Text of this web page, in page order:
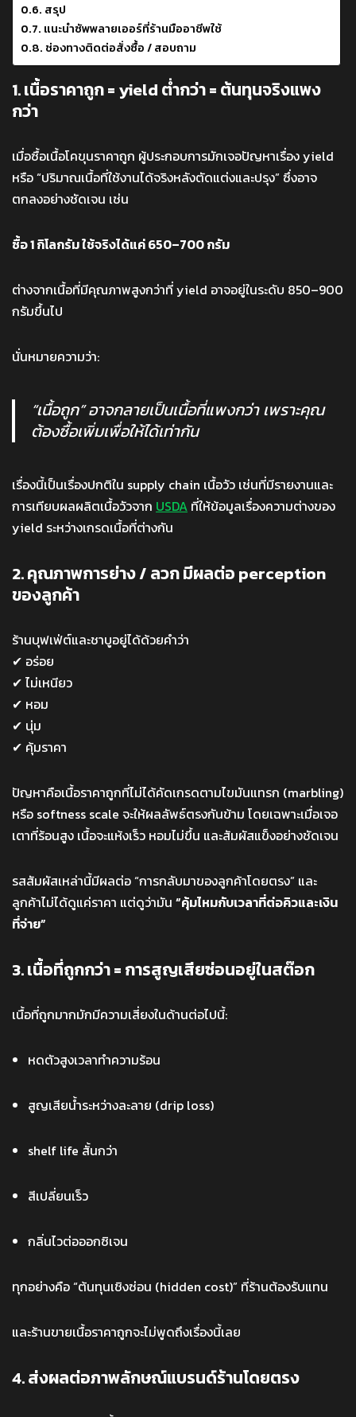
สรุป
แนะนำซัพพลายเออร์ที่ร้านมืออาชีพใช้
ช่องทางติดต่อสั่งซื้อ / สอบถาม
1. เนื้อราคาถูก = yield ต่ำกว่า = ต้นทุนจริงแพง
กว่า
เมื่อซื้อเนื้อโคขุนราคาถูก ผู้ประกอบการมักเจอปัญหาเรื่อง yield
หรือ “ปริมาณเนื้อที่ใช้งานได้จริงหลังตัดแต่งและปรุง” ซึ่งอาจ
ตกลงอย่างชัดเจน เช่น
ซื้อ 1 กิโลกรัม ใช้จริงได้แค่ 650–700 กรัม
ต่างจากเนื้อที่มีคุณภาพสูงกว่าที่ yield อาจอยู่ในระดับ 850–900
กรัมขึ้นไป
นั่นหมายความว่า:
“เนื้อถูก” อาจกลายเป็นเนื้อที่แพงกว่า เพราะคุณ
ต้องซื้อเพิ่มเพื่อให้ได้เท่ากัน
เรื่องนี้เป็นเรื่องปกติใน supply chain เนื้อวัว เช่นที่มีรายงานและ
การเทียบผลผลิตเนื้อวัวจาก USDA ที่ให้ข้อมูลเรื่องความต่างของ
yield ระหว่างเกรดเนื้อที่ต่างกัน
2. คุณภาพการย่าง / ลวก มีผลต่อ perception
ของลูกค้า
ร้านบุฟเฟ่ต์และชาบูอยู่ได้ด้วยคำว่า
✔ อร่อย
✔ ไม่เหนียว
✔ หอม
✔ นุ่ม
✔ คุ้มราคา
ปัญหาคือเนื้อราคาถูกที่ไม่ได้คัดเกรดตามไขมันแทรก (marbling)
หรือ softness scale จะให้ผลลัพธ์ตรงกันข้าม โดยเฉพาะเมื่อเจอ
เตาที่ร้อนสูง เนื้อจะแห้งเร็ว หอมไม่ขึ้น และสัมผัสแข็งอย่างชัดเจน
รสสัมผัสเหล่านี้มีผลต่อ “การกลับมาของลูกค้าโดยตรง” และ
ลูกค้าไม่ได้ดูแค่ราคา แต่ดูว่ามัน “คุ้มไหมกับเวลาที่ต่อคิวและเงิน
ที่จ่าย”
3. เนื้อที่ถูกกว่า = การสูญเสียซ่อนอยู่ในสต๊อก
เนื้อที่ถูกมากมักมีความเสี่ยงในด้านต่อไปนี้:
หดตัวสูงเวลาทำความร้อน
สูญเสียน้ำระหว่างละลาย (drip loss)
shelf life สั้นกว่า
สีเปลี่ยนเร็ว
กลิ่นไวต่อออกซิเจน
ทุกอย่างคือ “ต้นทุนเชิงซ่อน (hidden cost)” ที่ร้านต้องรับแทน
และร้านขายเนื้อราคาถูกจะไม่พูดถึงเรื่องนี้เลย
4. ส่งผลต่อภาพลักษณ์แบรนด์ร้านโดยตรง